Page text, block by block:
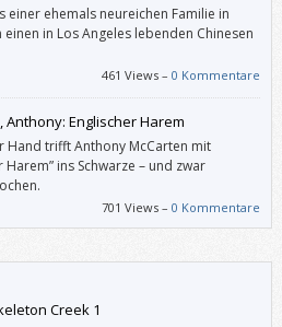
einer ehemals neureichen Familie in
einen in Los Angeles lebenden Chinesen
461 Views –0 Kommentare
Anthony: Englischer Harem
Hand trifft Anthony McCarten mit
Harem” ins Schwarze – und zwar
701 Views –0 Kommentare
Creek 1